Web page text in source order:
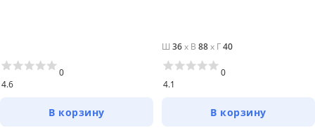
4.6
0
В корзину
Ш 36x В 88x Г40
4.1
0
В корзину